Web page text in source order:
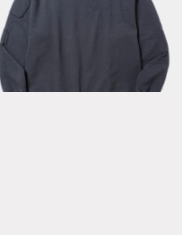
Fade Pad